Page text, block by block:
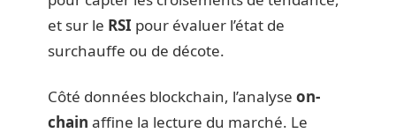
et sur le RSI pour évaluer l’état de
surchauffe ou de décote.
Côté données blockchain, l’analyse on-
chain affine la lecture du marché. Le